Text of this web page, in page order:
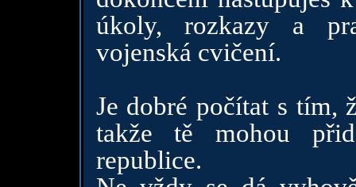
úkoly, rozkazy a
vojenská cvičení.
Je dobré počítat s tím,
takže tě mohou
republice.